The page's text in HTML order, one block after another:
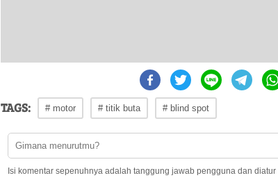
TAGS: # motor # titik buta # blind spot
Isi komentar sepenuhnya adalah tanggung jawab pengguna dan diatur